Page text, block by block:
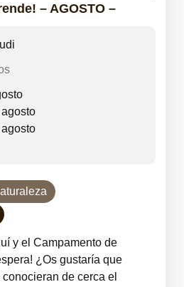
– AGOSTO –
y el Campamento de
¿Os gustaría que
de cerca el